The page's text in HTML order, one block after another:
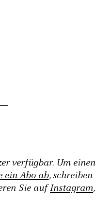
verfügbar. Um einen
ein Abo ab, schreiben
Sie aufInstagram,